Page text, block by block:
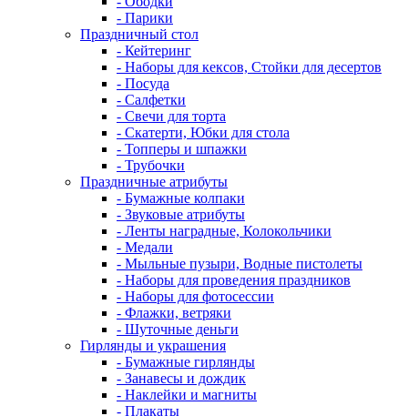
- Парики
Праздничный стол
- Кейтеринг
- Наборы для кексов, Стойки для десертов
- Посуда
- Салфетки
- Свечи для торта
- Скатерти, Юбки для стола
- Топперы и шпажки
- Трубочки
Праздничные атрибуты
- Бумажные колпаки
- Звуковые атрибуты
- Ленты наградные, Колокольчики
- Медали
- Мыльные пузыри, Водные пистолеты
- Наборы для проведения праздников
- Наборы для фотосессии
- Флажки, ветряки
- Шуточные деньги
Гирлянды и украшения
- Бумажные гирлянды
- Занавесы и дождик
- Наклейки и магниты
- Плакаты